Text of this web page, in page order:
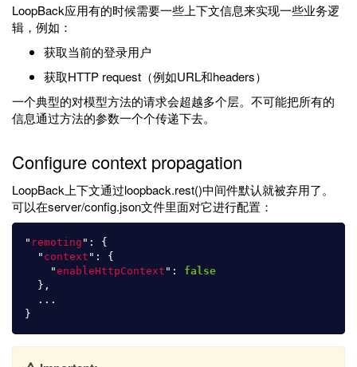
LoopBack应用有的时候需要一些上下文信息来实现一些业务逻
辑，例如：
获取当前的登录用户
获取HTTP request（例如URL和headers）
一个典型的对模型方法的请求会超越多个层。不可能把所有的
信息通过方法的参数一个个传递下去。
Configure context propagation
LoopBack上下文通过loopback.rest()中间件默认就被弃用了。
可以在server/config.json文件里面对它进行配置：
" remoting " :
{
" context " :
{
"enableHttpContext " :
false
},
...
}